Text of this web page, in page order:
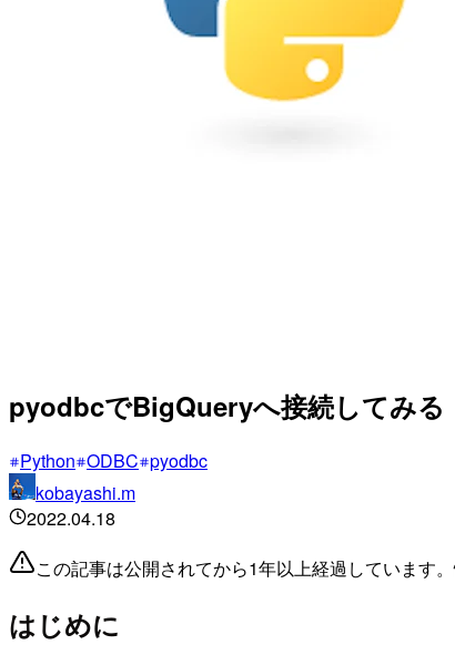
pyodbcでBigQueryへ接続してみる
Python ODBC pyodbc
kobayashi.m
2022.04.18
この記事は公開されてから1年以上経過しています
はじめに